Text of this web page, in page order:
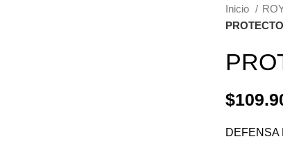
Inicio
$
DEFENSA